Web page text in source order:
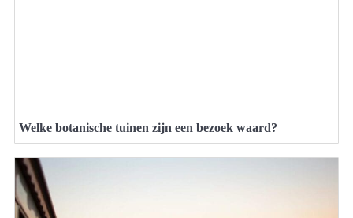
Welke botanische tuinen zijn een bezoek waard?